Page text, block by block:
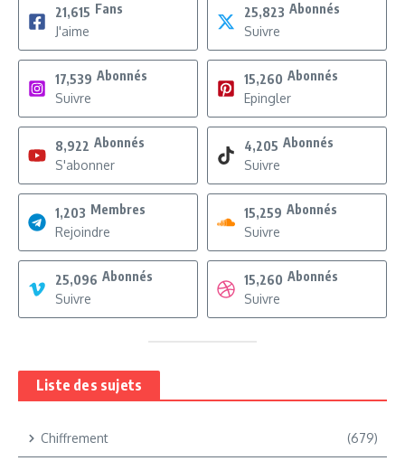
21,615 Fans
J'aime
25,823 Abonnés
Suivre
17,539 Abonnés
Suivre
15,260 Abonnés
Epingler
8,922 Abonnés
S'abonner
4,205 Abonnés
Suivre
1,203 Membres
Rejoindre
15,259 Abonnés
Suivre
25,096 Abonnés
Suivre
15,260 Abonnés
Suivre
Liste des sujets
Chiffrement (679)